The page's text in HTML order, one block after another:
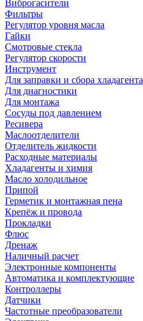
Виброгасители
Фильтры
Регулятор уровня масла
Гайки
Смотровые стекла
Регулятор скорости
Инструмент
Для заправки и сбора хладагента
Для диагностики
Для монтажа
Сосуды под давлением
Ресивера
Маслоотделители
Отделитель жидкости
Расходные материалы
Хладагенты и химия
Масло холодильное
Припой
Герметик и монтажная пена
Крепёж и провода
Прокладки
Флюс
Дренаж
Наличный расчет
Электронные компоненты
Автоматика и комплектующие
Контроллеры
Датчики
Частотные преобразователи